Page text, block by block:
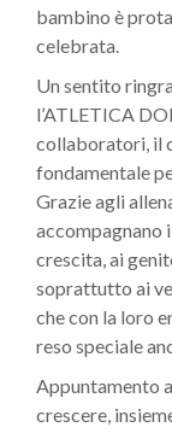
bambino è
celebrata.
Un sentito
l’ATLETICA
collaboratori, il
fondamentale
Grazie agli
accompagnano
crescita, ai
soprattutto ai
che con la loro
reso speciale
Appuntamento
crescere,